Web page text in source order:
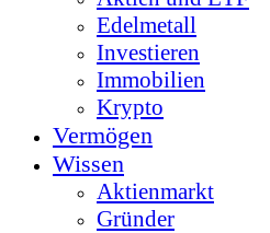
Edelmetall
Investieren
Immobilien
Krypto
Vermögen
Wissen
Aktienmarkt
Gründer